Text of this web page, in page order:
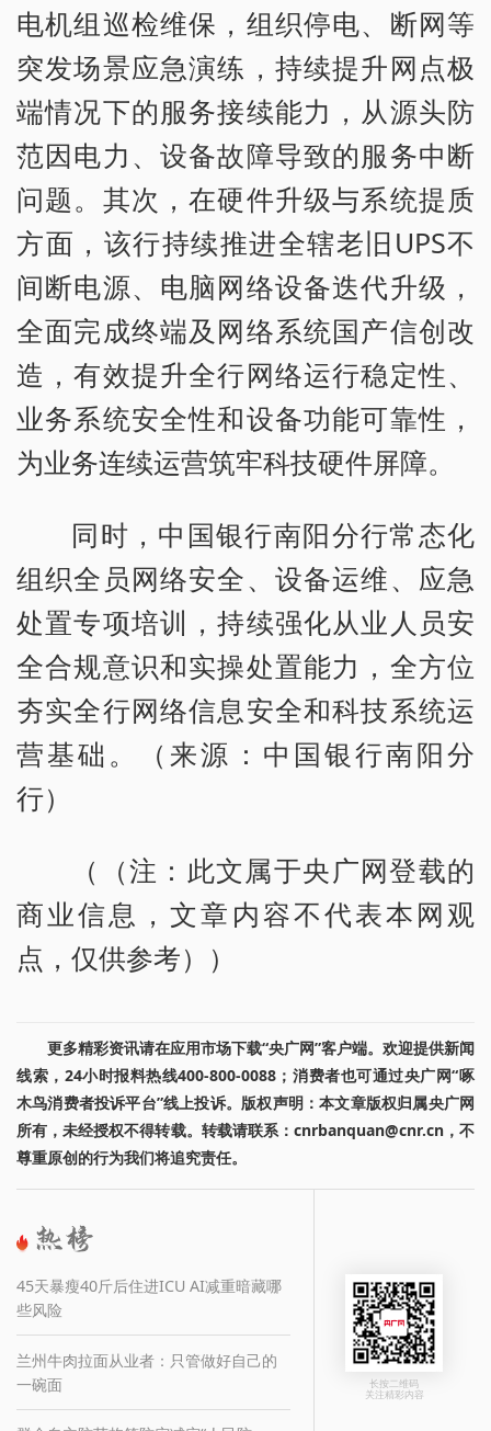
电机组巡检维保，组织停电、断网等
突发场景应急演练，持续提升网点极
端情况下的服务接续能力，从源头防
范因电力、设备故障导致的服务中断
问题。其次，在硬件升级与系统提质
方面，该行持续推进全辖老旧UPS不
间断电源、电脑网络设备迭代升级，
全面完成终端及网络系统国产信创改
造，有效提升全行网络运行稳定性、
业务系统安全性和设备功能可靠性，
为业务连续运营筑牢科技硬件屏障。
同时，中国银行南阳分行常态化
组织全员网络安全、设备运维、应急
处置专项培训，持续强化从业人员安
全合规意识和实操处置能力，全方位
夯实全行网络信息安全和科技系统运
营基础。（来源：中国银行南阳分
行）
（（注：此文属于央广网登载的
商业信息，文章内容不代表本网观
点，仅供参考））
更多精彩资讯请在应用市场下载“央广网”客户端。欢迎提供新闻
线索，24小时报料热线400-800-0088；消费者也可通过央广网“啄
木鸟消费者投诉平台”线上投诉。版权声明：本文章版权归属央广网
所有，未经授权不得转载。转载请联系：cnrbanquan@cnr.cn，不
尊重原创的行为我们将追究责任。
45天暴瘦40斤后住进ICU AI减重暗藏哪
些风险
兰州牛肉拉面从业者：只管做好自己的
一碗面
长按二维码
关注精彩内容